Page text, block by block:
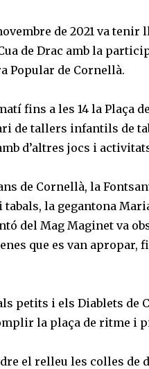
de 2021 va
de Drac amb la
Popular de Cornellà.
fins a les 14 la Plaça
de tallers infantils de
d’altres jocs i
de Cornellà, la
tabals, la gegantona
del Mag Maginet va
que es van apropar,
petits i els Diablets de
la plaça de ritme i
el relleu les colles de